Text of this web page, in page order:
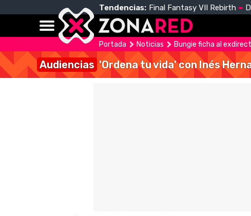
Tendencias: Final Fantasy VII Rebirth
Portada Noticias Bungie ficha al
Audiencias 'Ordena tu vida' con Inés